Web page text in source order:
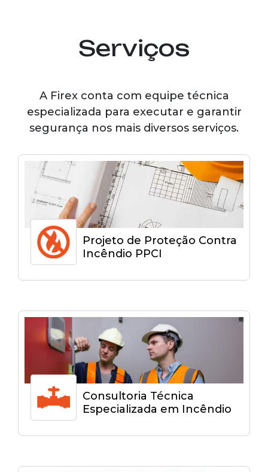
Serviços
A Firex conta com equipe técnica
especializada para executar e garantir
segurança nos mais diversos serviços.
Projeto de Proteção Contra
Incêndio PPCI
Consultoria Técnica
Especializada em Incêndio